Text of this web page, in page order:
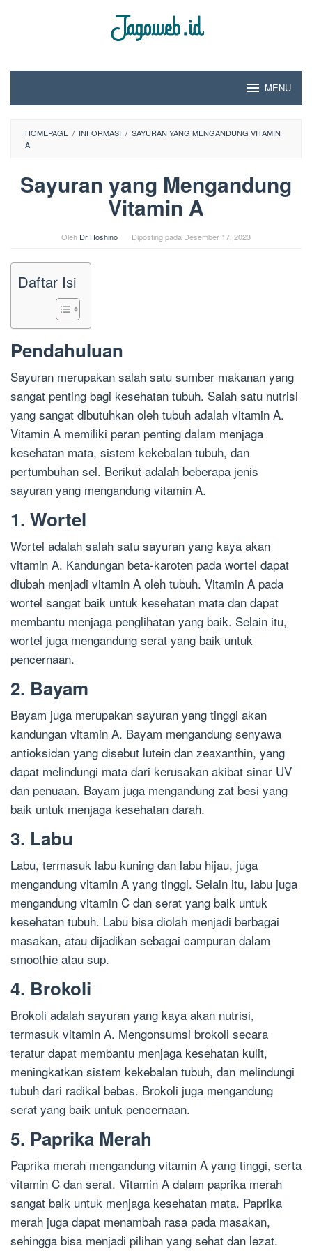
MENU
HOMEPAGE / INFORMASI / SAYURAN YANG MENGANDUNG VITAMIN
A
Sayuran yang Mengandung
Vitamin A
Oleh Dr Hoshino Diposting pada Desember 17, 2023
Daftar Isi
Pendahuluan
Sayuran merupakan salah satu sumber makanan yang
sangat penting bagi kesehatan tubuh. Salah satu nutrisi
yang sangat dibutuhkan oleh tubuh adalah vitamin A.
Vitamin A memiliki peran penting dalam menjaga
kesehatan mata, sistem kekebalan tubuh, dan
pertumbuhan sel. Berikut adalah beberapa jenis
sayuran yang mengandung vitamin A.
1. Wortel
Wortel adalah salah satu sayuran yang kaya akan
vitamin A. Kandungan beta-karoten pada wortel dapat
diubah menjadi vitamin A oleh tubuh. Vitamin A pada
wortel sangat baik untuk kesehatan mata dan dapat
membantu menjaga penglihatan yang baik. Selain itu,
wortel juga mengandung serat yang baik untuk
pencernaan.
2. Bayam
Bayam juga merupakan sayuran yang tinggi akan
kandungan vitamin A. Bayam mengandung senyawa
antioksidan yang disebut lutein dan zeaxanthin, yang
dapat melindungi mata dari kerusakan akibat sinar UV
dan penuaan. Bayam juga mengandung zat besi yang
baik untuk menjaga kesehatan darah.
3. Labu
Labu, termasuk labu kuning dan labu hijau, juga
mengandung vitamin A yang tinggi. Selain itu, labu juga
mengandung vitamin C dan serat yang baik untuk
kesehatan tubuh. Labu bisa diolah menjadi berbagai
masakan, atau dijadikan sebagai campuran dalam
smoothie atau sup.
4. Brokoli
Brokoli adalah sayuran yang kaya akan nutrisi,
termasuk vitamin A. Mengonsumsi brokoli secara
teratur dapat membantu menjaga kesehatan kulit,
meningkatkan sistem kekebalan tubuh, dan melindungi
tubuh dari radikal bebas. Brokoli juga mengandung
serat yang baik untuk pencernaan.
5. Paprika Merah
Paprika merah mengandung vitamin A yang tinggi, serta
vitamin C dan serat. Vitamin A dalam paprika merah
sangat baik untuk menjaga kesehatan mata. Paprika
merah juga dapat menambah rasa pada masakan,
sehingga bisa menjadi pilihan yang sehat dan lezat.